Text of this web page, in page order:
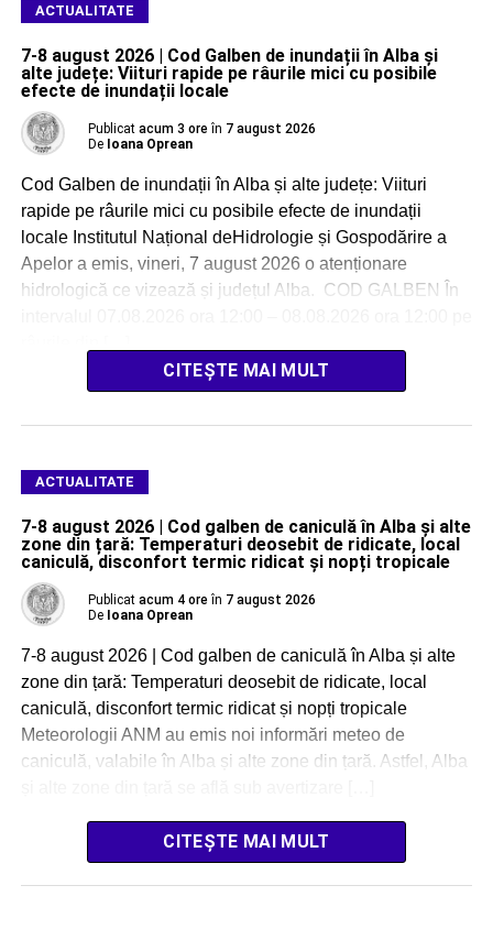
ACTUALITATE
7-8 august 2026 | Cod Galben de inundații în Alba și
alte județe: Viituri rapide pe râurile mici cu posibile
efecte de inundații locale
Publicat acum 3 ore în 7 august 2026
De Ioana Oprean
Cod Galben de inundații în Alba și alte județe: Viituri
rapide pe râurile mici cu posibile efecte de inundații
locale Institutul Național deHidrologie și Gospodărire a
Apelor a emis, vineri, 7 august 2026 o atenționare
hidrologică ce vizează și județul Alba. COD GALBEN În
CITEȘTE MAI MULT
ACTUALITATE
7-8 august 2026 | Cod galben de caniculă în Alba și alte
zone din țară: Temperaturi deosebit de ridicate, local
caniculă, disconfort termic ridicat și nopți tropicale
Publicat acum 4 ore în 7 august 2026
De Ioana Oprean
7-8 august 2026 | Cod galben de caniculă în Alba și alte
zone din țară: Temperaturi deosebit de ridicate, local
caniculă, disconfort termic ridicat și nopți tropicale
Meteorologii ANM au emis noi informări meteo de
caniculă, valabile în Alba și alte zone din țară. Astfel, Alba
CITEȘTE MAI MULT